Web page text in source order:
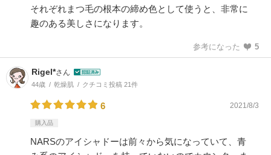
それぞれまつ毛の根本の締め色として使うと、非常に
趣のある美しさになります。
参考になった 5
Rigel*さん
44歳 乾燥肌 クチコミ投稿 21件
6 2021/8/3
購入品
NARSのアイシャドーは前々から気になっていて、青